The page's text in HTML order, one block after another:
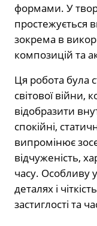
формами. У
простежується
зокрема в
композицій та
Ця робота була
світової війни,
відобразити
спокійні,
випромінює
відчуженість,
часу. Особливу
деталях і
застиглості та